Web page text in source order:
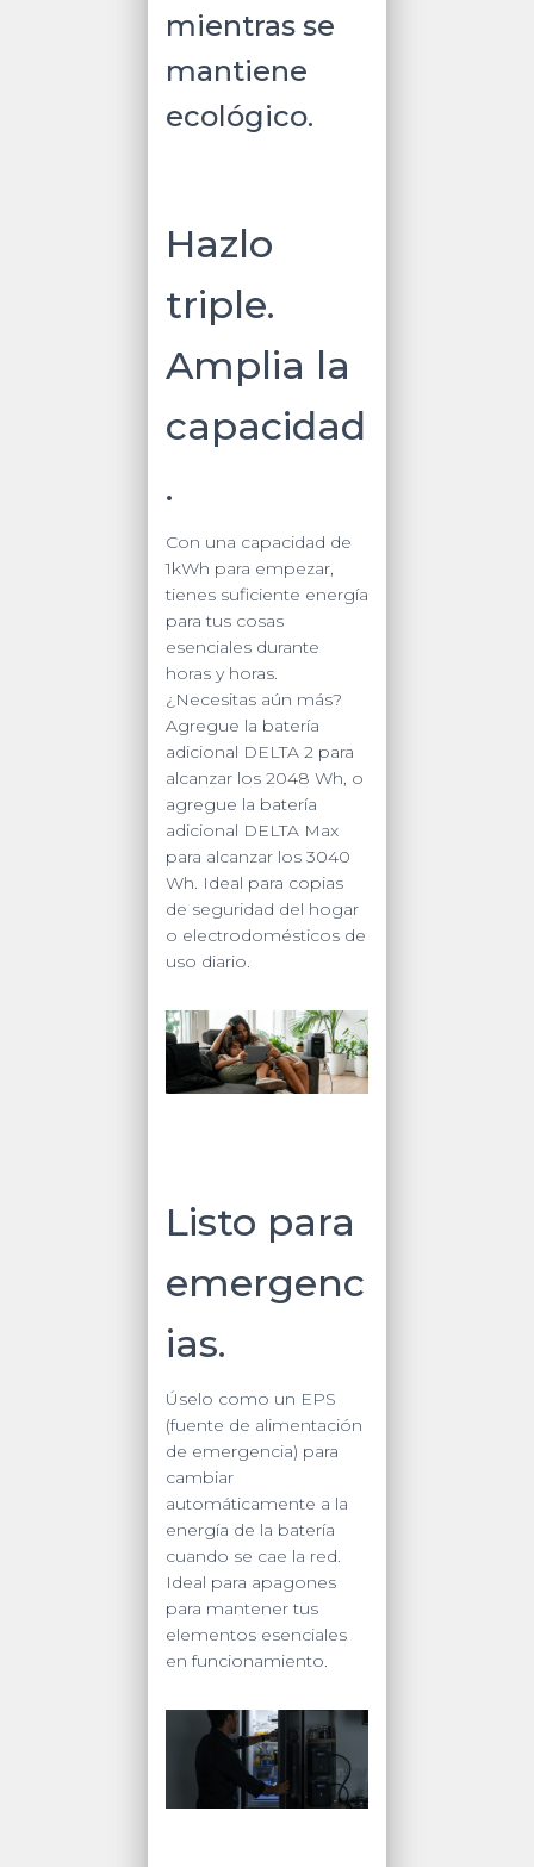
mientras se
mantiene
ecológico.
Hazlo
triple.
Amplia la
capacidad
.
Con una capacidad de
1kWh para empezar,
tienes suficiente energía
para tus cosas
esenciales durante
horas y horas.
¿Necesitas aún más?
Agregue la batería
adicional DELTA 2 para
alcanzar los 2048 Wh, o
agregue la batería
adicional DELTA Max
para alcanzar los 3040
Wh. Ideal para copias
de seguridad del hogar
o electrodomésticos de
uso diario.
Listo para
emergenc
ias.
Úselo como un EPS
(fuente de alimentación
de emergencia) para
cambiar
automáticamente a la
energía de la batería
cuando se cae la red.
Ideal para apagones
para mantener tus
elementos esenciales
en funcionamiento.